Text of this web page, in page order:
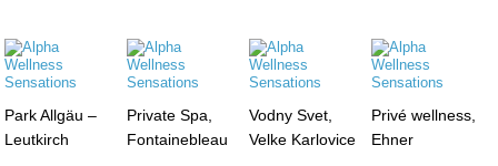
Park Allgäu –
Leutkirch
Private Spa,
Fontainebleau
Vodny Svet,
Velke Karlovice
Privé wellness,
Ehner